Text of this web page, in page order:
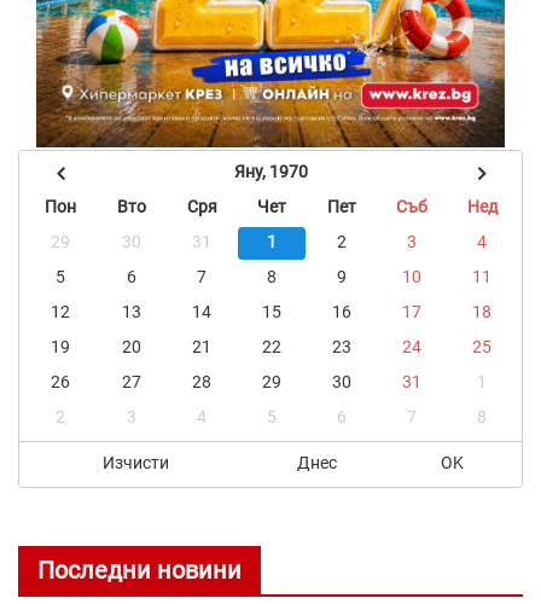
Яну, 1970
Пон
Вто Сря Чет Пет Съб
Нед
29
30 31 1 2 3
4
5
6 7 8 9 10
11
12
13 14 15 16 17
18
19
20 21 22 23 24
25
26
27 28 29 30 31
1
2
3 4 5 6 7 8
Изчисти Днес OK
Последни новини